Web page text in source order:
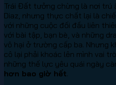
Trái Đất tưởng chừng là nơi trú
Diaz, nhưng thực chất lại là
với những cuộc đối đầu liên
với bài tập, bạn bè, và những
vô hại ở trường cấp ba. Nhưng
cô lại phải khoác lên mình vai
những thế lực yêu quái ngày
hơn bao giờ hết.